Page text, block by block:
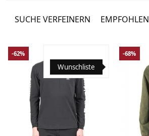
SUCHE VERFEINERN EMPFOHLEN
Wunschliste
-62% -68%